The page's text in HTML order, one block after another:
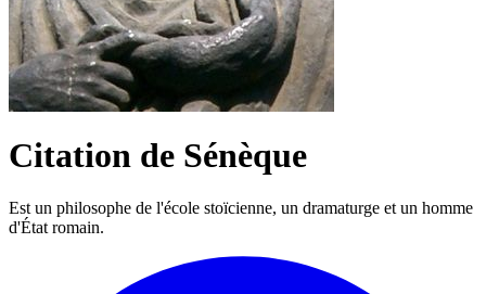
Citation de Sénèque
Est un philosophe de l'école stoïcienne, un dramaturge et un homme
d'État romain.